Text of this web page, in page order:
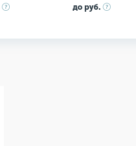
до руб.